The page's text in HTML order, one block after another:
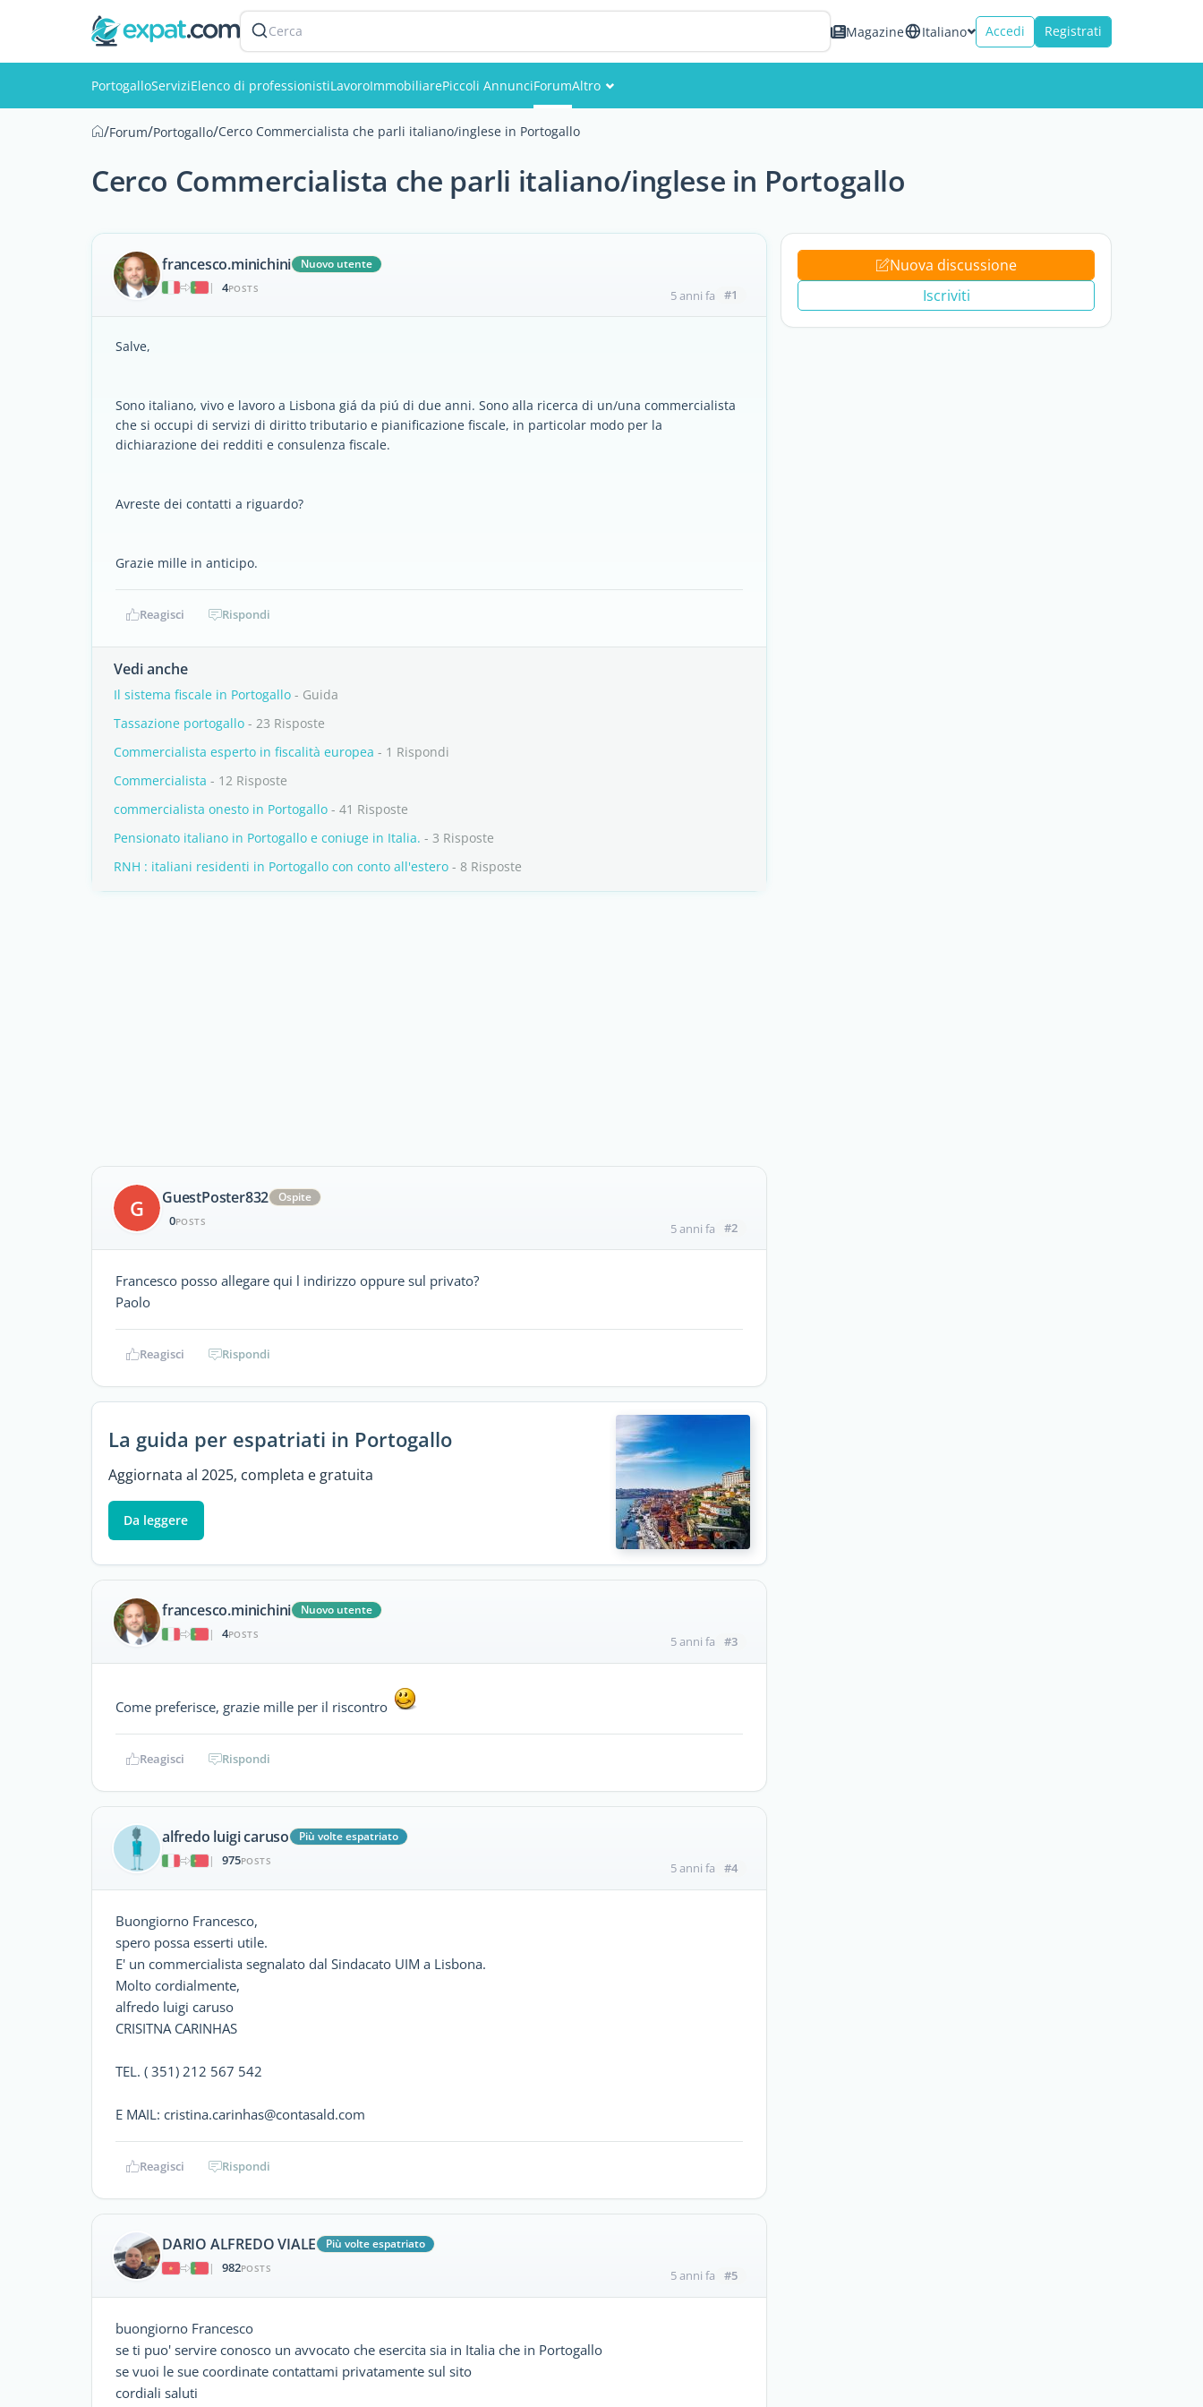
Cerca Magazine Italiano Accedi Registrati
PortogalloServiziElenco di professionistiLavoroImmobiliarePiccoli AnnunciForumAltro
/Forum/Portogallo/Cerco Commercialista che parli italiano/inglese in Portogallo
Cerco Commercialista che parli italiano/inglese in Portogallo
francesco.minichini
Nuovo utente
|
4POSTS 5 anni fa #1
Salve,
Sono italiano, vivo e lavoro a Lisbona giá da piú di due anni. Sono alla ricerca di un/una commercialista
che si occupi di servizi di diritto tributario e pianificazione fiscale, in particolar modo per la
dichiarazione dei redditi e consulenza fiscale.
Avreste dei contatti a riguardo?
Grazie mille in anticipo.
Reagisci Rispondi
Vedi anche
Il sistema fiscale in Portogallo - Guida
Tassazione portogallo - 23 Risposte
Commercialista esperto in fiscalità europea - 1 Rispondi
Commercialista - 12 Risposte
commercialista onesto in Portogallo - 41 Risposte
Pensionato italiano in Portogallo e coniuge in Italia. - 3 Risposte
RNH : italiani residenti in Portogallo con conto all'estero - 8 Risposte
G GuestPoster832 Ospite
0POSTS 5 anni fa #2
Francesco posso allegare qui l indirizzo oppure sul privato?
Paolo
Reagisci Rispondi
La guida per espatriati in Portogallo
Aggiornata al 2025, completa e gratuita
Da leggere
francesco.minichini
Nuovo utente
|
4POSTS 5 anni fa #3
Come preferisce, grazie mille per il riscontro
Reagisci Rispondi
alfredo luigi caruso
Più volte espatriato
|
975POSTS 5 anni fa #4
Buongiorno Francesco,
spero possa esserti utile.
E' un commercialista segnalato dal Sindacato UIM a Lisbona.
Molto cordialmente,
alfredo luigi caruso
CRISITNA CARINHAS
TEL. ( 351) 212 567 542
E MAIL: cristina.carinhas@contasald.com
Reagisci Rispondi
DARIO ALFREDO VIALE
Più volte espatriato
|
982POSTS 5 anni fa #5
buongiorno Francesco
se ti puo' servire conosco un avvocato che esercita sia in Italia che in Portogallo
se vuoi le sue coordinate contattami privatamente sul sito
cordiali saluti
Nuova discussione
Iscriviti